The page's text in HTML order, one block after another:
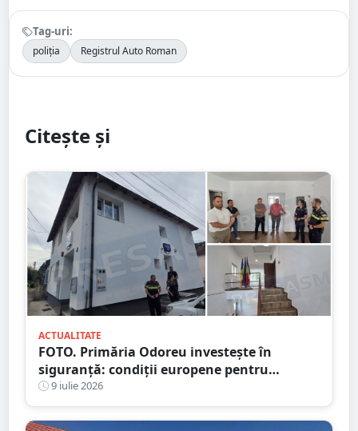
Tag-uri:
poliția Registrul Auto Roman
Citește și
ACTUALITATE
FOTO. Primăria Odoreu investește în
siguranță: condiții europene pentru
polițiști. Sediul Poliției, complet reabilitat
9 iulie 2026